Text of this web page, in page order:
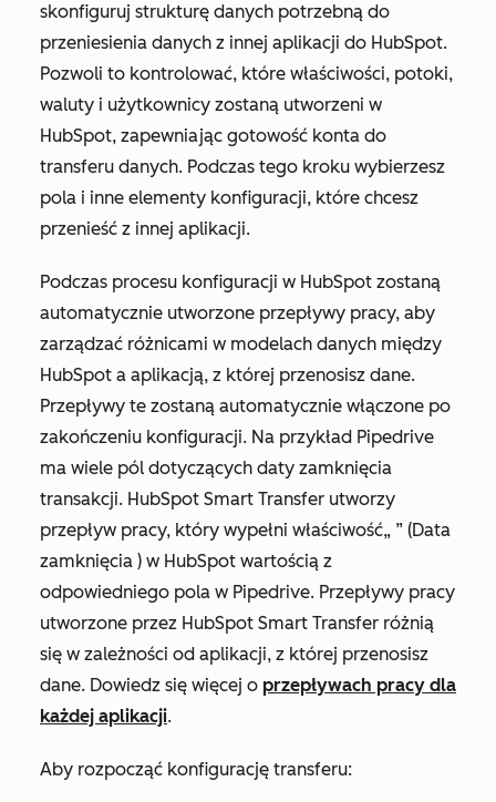
skonfiguruj strukturę danych potrzebną do
przeniesienia danych z innej aplikacji do HubSpot.
Pozwoli to kontrolować, które właściwości, potoki,
waluty i użytkownicy zostaną utworzeni w
HubSpot, zapewniając gotowość konta do
transferu danych. Podczas tego kroku wybierzesz
pola i inne elementy konfiguracji, które chcesz
przenieść z innej aplikacji.
Podczas procesu konfiguracji w HubSpot zostaną
automatycznie utworzone przepływy pracy, aby
zarządzać różnicami w modelach danych między
HubSpot a aplikacją, z której przenosisz dane.
Przepływy te zostaną automatycznie włączone po
zakończeniu konfiguracji. Na przykład Pipedrive
ma wiele pól dotyczących daty zamknięcia
transakcji. HubSpot Smart Transfer utworzy
przepływ pracy, który wypełni właściwość„ ” (Data
zamknięcia ) w HubSpot wartością z
odpowiedniego pola w Pipedrive. Przepływy pracy
utworzone przez HubSpot Smart Transfer różnią
się w zależności od aplikacji, z której przenosisz
dane. Dowiedz się więcej o przepływach pracy dla
każdej aplikacji.
Aby rozpocząć konfigurację transferu: